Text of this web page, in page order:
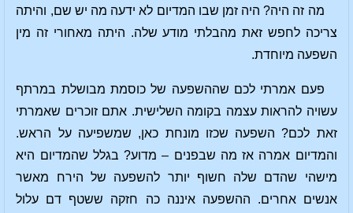
מה זה היה? היה זמן שבו המדיום לא ידעה מה יש שם, והיתה
צריכה לחפש זאת מהבלתי מודע שלה. היתה מאחורי זה מין
השפעה מיוחדת.
פעם אמרתי לכם שההשפעה של כוסמת מבושלת במרתף
עשויה להראות עצמה בקומה השלישית. אתם זוכרים שאמרתי
זאת לכם? השפעה שכזו מונחת כאן, שמשפיעה על הראש.
והמדיום אמרה אז מה שבפנים – מדוע? בגלל שהמדיום היא
מישהי שהדם שלה חשוף יותר להשפעה של הירח מאשר
אנשים אחרים. ההשפעה איננה כה חזקה ששטף דם עלול